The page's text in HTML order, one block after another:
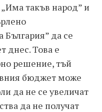
такъв народ” и
да се
днес. Това е
решение, тъй
бюджет може
да не се увеличат
да не получат